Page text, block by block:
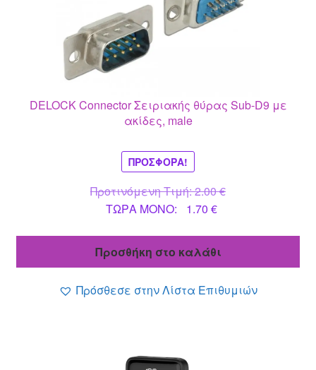
DELOCK Connector Σειριακής θύρας Sub-D9 με
ακίδες, male
ΠΡΟΣΦΟΡΆ!
Προτινόμενη Τιμή:2.00€Original
ΤΩΡΑ MONO: 1.70€Η
είναι:
Προσθήκη στο καλάθι
Πρόσθεσε στην Λίστα Επιθυμιών